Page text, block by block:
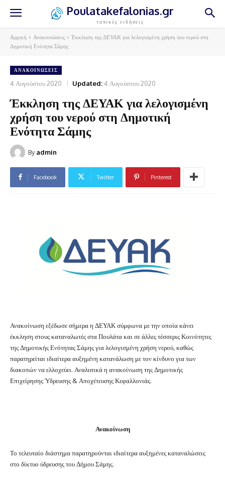
Poulatakefalonias.gr
τοπικές ειδήσεις
Αρχική Ανακοινώσεις
Έκκληση της ΔΕΥΑΚ για λελογισμένη χρήση του νερού στη
Δημοτική Ενότητα Σάμης
ΑΝΑΚΟΙΝΏΣΕΙΣ
4 Αυγούστου 2020 Updated:4 Αυγούστου 2020
Έκκληση της ΔΕΥΑΚ για λελογισμένη
χρήση του νερού στη Δημοτική
Ενότητα Σάμης
By admin
Facebook Twitter Pinterest
Ανακοίνωση εξέδωσε σήμερα η ΔΕΥΑΚ σύμφωνα με την οποία κάνει
έκκληση στους καταναλωτές στα Πουλάτα και σε άλλες τέσσερις Κοινότητες
της Δημοτικής Ενότητας Σάμης για λελογισμένη χρήση νερού, καθώς
παρατηρείται ιδιαίτερα αυξημένη κατανάλωση με τον κίνδυνο για των
διακοπών να ελλοχεύει. Αναλυτικά η ανακοίνωση της Δημοτικής
Επιχείρησης Ύδρευσης & Αποχέτευσης Κεφαλλονιάς.
Ανακοίνωση
Το τελευταίο διάστημα παρατηρούνται ιδιαίτερα αυξημένες καταναλώσεις
στο δίκτυο ύδρευσης του Δήμου Σάμης.